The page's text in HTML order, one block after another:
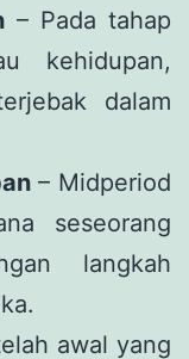
– Pada tahap
kehidupan,
dalam
– Midperiod
seseorang
langkah
awal yang